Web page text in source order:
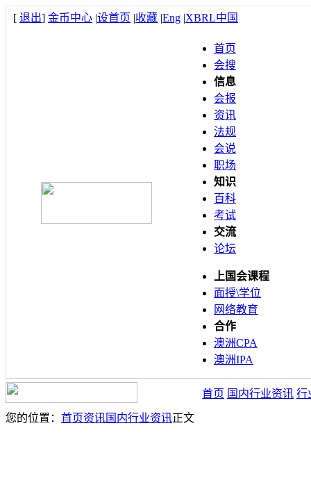
[ 退出] 金币中心 |设首页 |收藏 |Eng |XBRL中国
首页
会搜
信息
会报
资讯
法规
会说
职场
知识
百科
考试
交流
论坛
上国会课程
面授\学位
网络教育
合作
澳洲CPA
澳洲IPA
首页 国内行业资讯 行
您的位置： 首页资讯国内行业资讯正文